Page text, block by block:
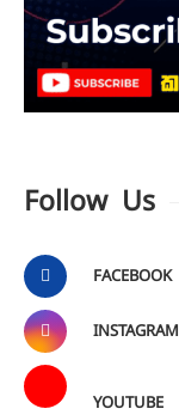
Follow Us
FACEBOOK
INSTAGRAM
YOUTUBE